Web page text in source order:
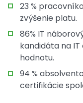
23 %
zvýšenie platu.
86% IT
kandidáta na
hodnotu.
94 %
certifikácie